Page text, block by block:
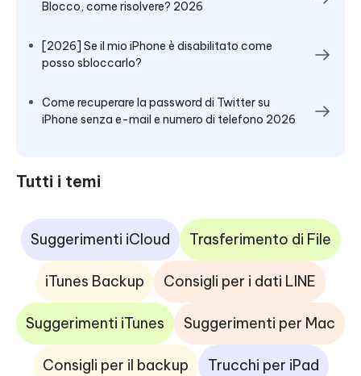
Blocco, come risolvere? 2026
[2026] Se il mio iPhone è disabilitato come
posso sbloccarlo?
Come recuperare la password di Twitter su
iPhone senza e-mail e numero di telefono 2026
Tutti i temi
Suggerimenti iCloud Trasferimento di File
iTunes Backup Consigli per i dati LINE
Suggerimenti iTunes Suggerimenti per Mac
Consigli per il backup Trucchi per iPad